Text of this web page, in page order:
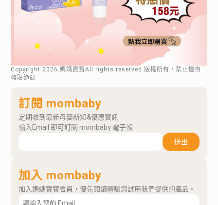
Copyright 2026 .媽媽寶寶All rights reserved.版權所有，禁止擅自
轉貼節錄
訂閱 mombaby
定期收到最新母嬰新知&優惠資訊
輸入Email 即可訂閱 mombaby 電子報
送出
加入 mombaby
加入媽媽寶寶會員，優先閱讀體驗與試用我們提供的產品。